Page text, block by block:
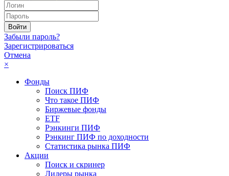
Забыли пароль?
Зарегистрироваться
Отмена
×
Фонды
Поиск ПИФ
Что такое ПИФ
Биржевые фонды
ETF
Рэнкинги ПИФ
Рэнкинг ПИФ по доходности
Статистика рынка ПИФ
Акции
Поиск и скринер
Лидеры рынка